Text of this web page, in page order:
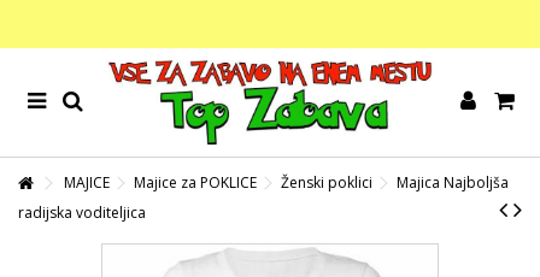
MAJICE Majice za POKLICE Ženski poklici
Majica Najboljša
radijska voditeljica